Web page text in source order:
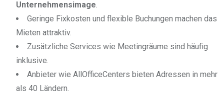
Unternehmensimage.
Geringe Fixkosten und flexible Buchungen machen das
Mieten attraktiv.
Zusätzliche Services wie Meetingräume sind häufig
inklusive.
Anbieter wie AllOfficeCenters bieten Adressen in mehr
als 40 Ländern.